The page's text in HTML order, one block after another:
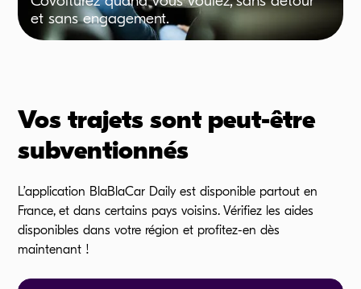
et sans engagement.
Vos trajets sont peut-être
subventionnés
L’application BlaBlaCar Daily est disponible partout en
France, et dans certains pays voisins. Vérifiez les aides
disponibles dans votre région et profitez-en dès
maintenant !